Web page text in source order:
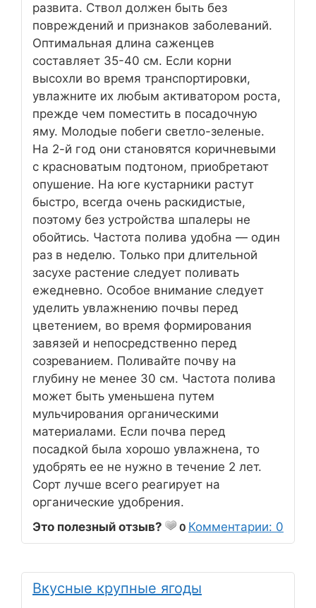
развита. Ствол должен быть без
повреждений и признаков заболеваний.
Оптимальная длина саженцев
составляет 35-40 см. Если корни
высохли во время транспортировки,
увлажните их любым активатором роста,
прежде чем поместить в посадочную
яму. Молодые побеги светло-зеленые.
На 2-й год они становятся коричневыми
с красноватым подтоном, приобретают
опушение. На юге кустарники растут
быстро, всегда очень раскидистые,
поэтому без устройства шпалеры не
обойтись. Частота полива удобна — один
раз в неделю. Только при длительной
засухе растение следует поливать
ежедневно. Особое внимание следует
уделить увлажнению почвы перед
цветением, во время формирования
завязей и непосредственно перед
созреванием. Поливайте почву на
глубину не менее 30 см. Частота полива
может быть уменьшена путем
мульчирования органическими
материалами. Если почва перед
посадкой была хорошо увлажнена, то
удобрять ее не нужно в течение 2 лет.
Сорт лучше всего реагирует на
органические удобрения.
Это полезный отзыв?
0 Комментарии: 0
Вкусные крупные ягоды